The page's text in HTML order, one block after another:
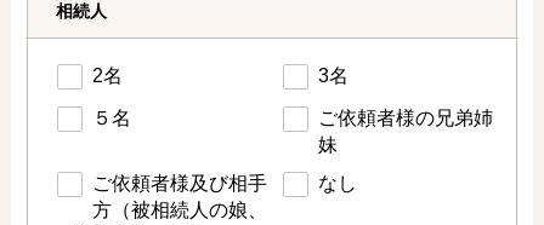
相続人
2名 3名
５名
ご依頼者様の兄弟姉
妹
ご依頼者様及び相手
方（被相続人の娘、
なし